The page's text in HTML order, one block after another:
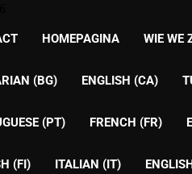
HOMEPAGINA WIE WE
(BG) ENGLISH (CA)
(PT) FRENCH (FR)
(FI) ITALIAN (IT)